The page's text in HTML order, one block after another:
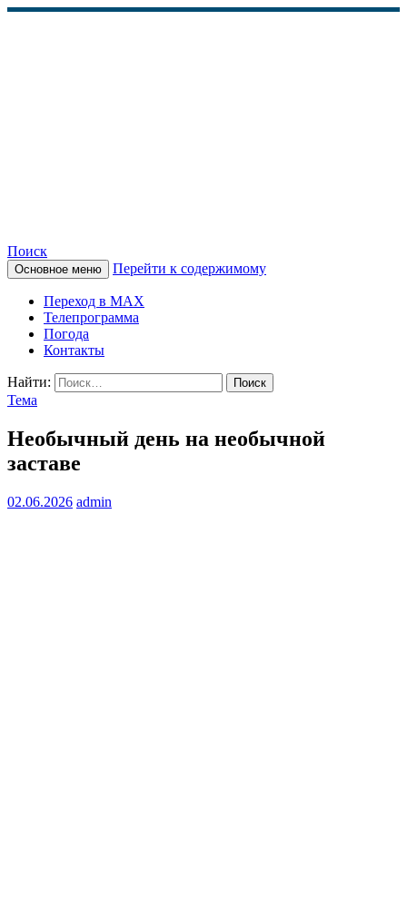
КАМЧАТСКОЕ
ИНФОРМАЦИОННОЕ
АГЕНТСТВО (КИА
«ВЕСТИ»)
Поиск
Основное меню Перейти к содержимому
Переход в MAX
Телепрограмма
Погода
Контакты
Найти:
Тема
Необычный день на необычной
заставе
02.06.2026 admin